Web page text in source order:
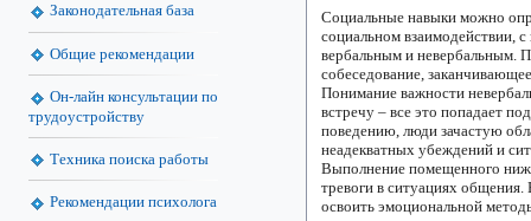
Законодательная база
Общие рекомендации
Он-лайн консультации по
трудоустройству
Техника поиска работы
Рекомендации психолога
Социальные навыки можно
социальном взаимодействии,
вербальным и невербальным.
собеседование,
Понимание важности
встречу – все это попадает
поведению, люди зачастую
неадекватных убеждений и
Выполнение помещенного
тревоги в ситуациях
освоить эмоциональной